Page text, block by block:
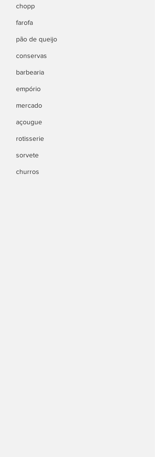
chopp
farofa
pão de queijo
conservas
barbearia
empório
mercado
açougue
rotisserie
sorvete
churros